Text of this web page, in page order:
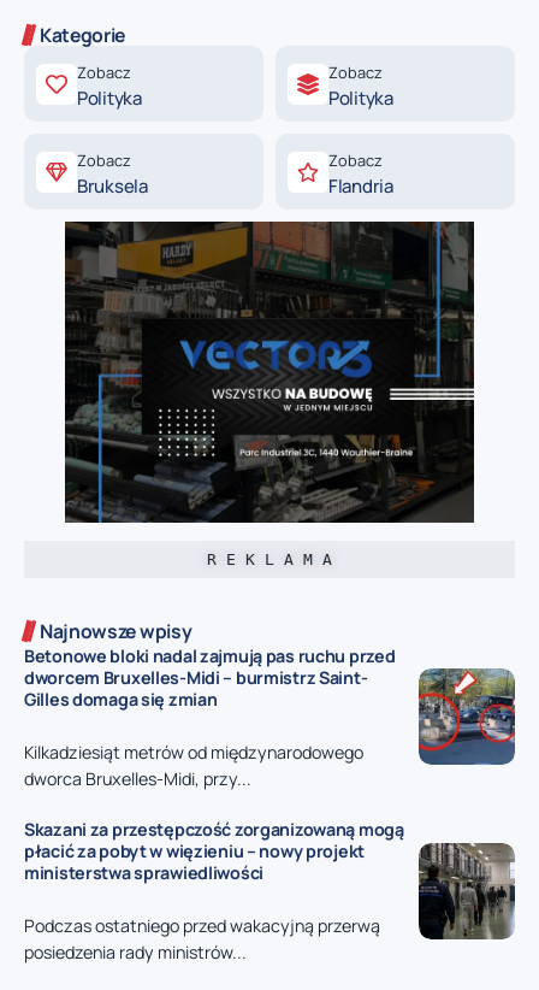
Kategorie
Zobacz
Polityka
Zobacz
Polityka
Zobacz
Bruksela
Zobacz
Flandria
R E K L A M A
Najnowsze wpisy
Betonowe bloki nadal zajmują pas ruchu przed
dworcem Bruxelles-Midi – burmistrz Saint-
Gilles domaga się zmian
Kilkadziesiąt metrów od międzynarodowego
dworca Bruxelles-Midi, przy...
Skazani za przestępczość zorganizowaną mogą
płacić za pobyt w więzieniu – nowy projekt
ministerstwa sprawiedliwości
Podczas ostatniego przed wakacyjną przerwą
posiedzenia rady ministrów...